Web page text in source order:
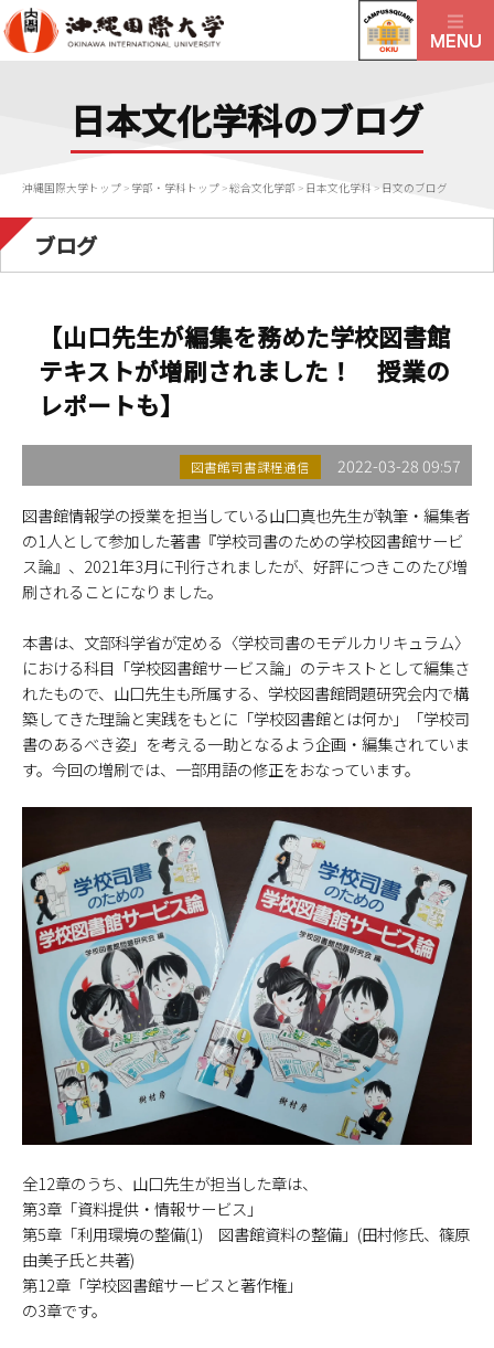
日本文化学科のブログ
沖縄国際大学トップ > 学部・学科トップ >総合文化学部 > 日本文化学科 > 日文のブログ
ブログ
【山口先生が編集を務めた学校図書館
テキストが増刷されました！ 授業の
レポートも】
図書館司書課程通信 2022-03-28 09:57
図書館情報学の授業を担当している山口真也先生が執筆・編集者
の1人として参加した著書『学校司書のための学校図書館サービ
ス論』、2021年3月に刊行されましたが、好評につきこのたび増
刷されることになりました。
本書は、文部科学省が定める〈学校司書のモデルカリキュラム〉
における科目「学校図書館サービス論」のテキストとして編集さ
れたもので、山口先生も所属する、学校図書館問題研究会内で構
築してきた理論と実践をもとに「学校図書館とは何か」「学校司
書のあるべき姿」を考える一助となるよう企画・編集されていま
す。今回の増刷では、一部用語の修正をおなっています。
全12章のうち、山口先生が担当した章は、
第3章「資料提供・情報サービス」
第5章「利用環境の整備(1) 図書館資料の整備」(田村修氏、篠原
由美子氏と共著)
第12章「学校図書館サービスと著作権」
の3章です。